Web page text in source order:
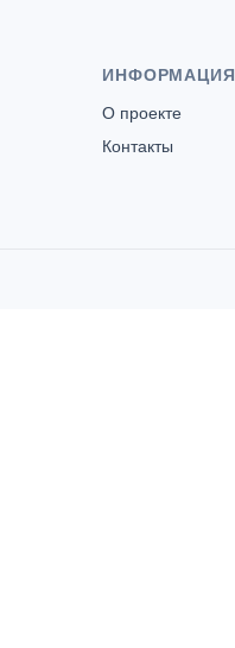
ИНФОРМАЦИЯ
О проекте
Контакты